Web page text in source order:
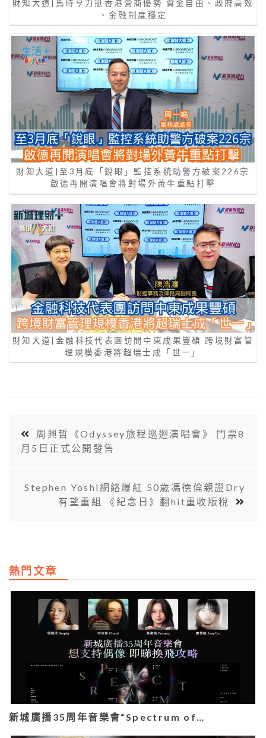
財知大道|馬時亨力挺香港營商優勢 資金自由、政府高效
、金融制度穩定
財知大道|至3月底「銳眼」監控系統助警方破案226宗
啟德再開演唱會將對場外黃牛重點打擊
財知大道|金融科技代表團訪問中東成果豐碩 跨境財富管
理規模香港將超瑞士成「世一」
周興哲《Odyssey旅程巡迴演唱會》 門票8
月5日正式公開發售
Stephen Yoshi網絡爆紅 50歲馮德倫親證Dry
有望重組 《紀念日》翻hit重收版稅
熱門文章
新城廣播35周年音樂會“Spectrum of…